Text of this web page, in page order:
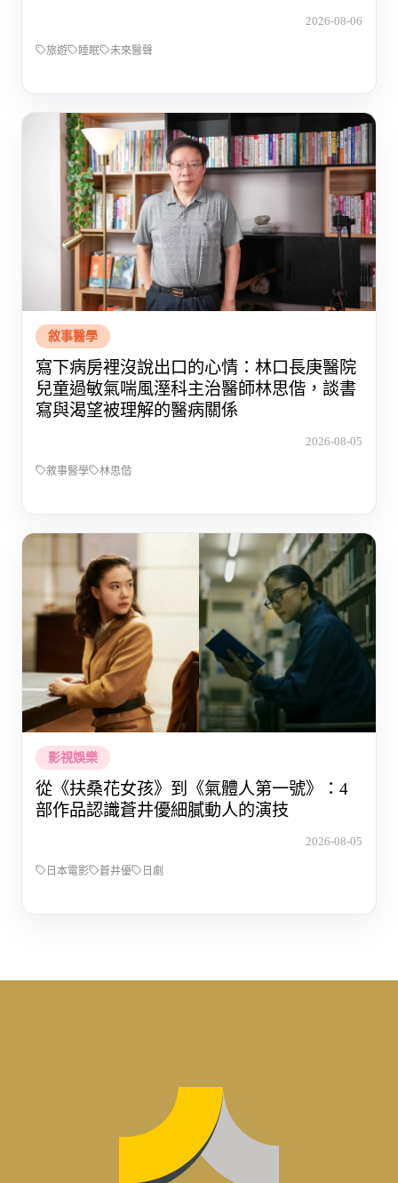
2026-08-06
旅遊 睡眠 未來醫聲
敘事醫學
寫下病房裡沒說出口的心情：林口長庚醫院
兒童過敏氣喘風溼科主治醫師林思偕，談書
寫與渴望被理解的醫病關係
2026-08-05
敘事醫學 林思偕
影視娛樂
從《扶桑花女孩》到《氣體人第一號》：4
部作品認識蒼井優細膩動人的演技
2026-08-05
日本電影 蒼井優 日劇